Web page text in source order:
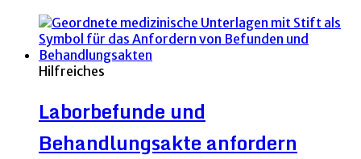
Hilfreiches
Laborbefunde und
Behandlungsakte anfordern